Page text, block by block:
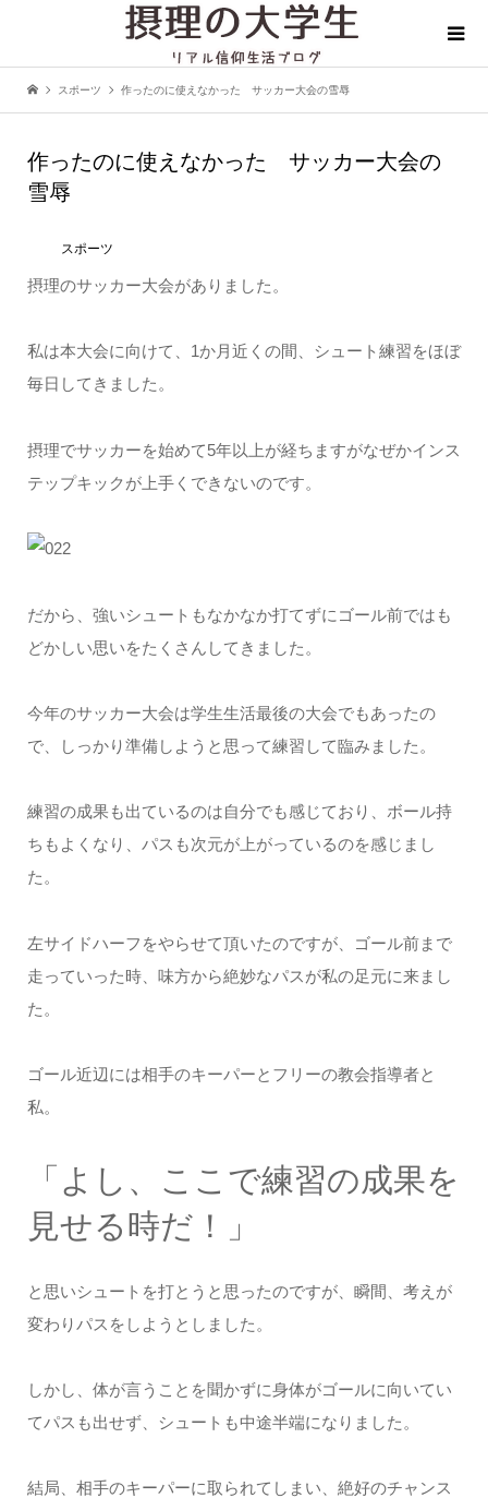
スポーツ 作ったのに使えなかった サッカー大会の雪辱
作ったのに使えなかった サッカー大会の
雪辱
スポーツ
摂理のサッカー大会がありました。
私は本大会に向けて、1か月近くの間、シュート練習をほぼ
毎日してきました。
摂理でサッカーを始めて5年以上が経ちますがなぜかインス
テップキックが上手くできないのです。
だから、強いシュートもなかなか打てずにゴール前ではも
どかしい思いをたくさんしてきました。
今年のサッカー大会は学生生活最後の大会でもあったの
で、しっかり準備しようと思って練習して臨みました。
練習の成果も出ているのは自分でも感じており、ボール持
ちもよくなり、パスも次元が上がっているのを感じまし
た。
左サイドハーフをやらせて頂いたのですが、ゴール前まで
走っていった時、味方から絶妙なパスが私の足元に来まし
た。
ゴール近辺には相手のキーパーとフリーの教会指導者と
私。
「よし、ここで練習の成果を
見せる時だ！」
と思いシュートを打とうと思ったのですが、瞬間、考えが
変わりパスをしようとしました。
しかし、体が言うことを聞かずに身体がゴールに向いてい
てパスも出せず、シュートも中途半端になりました。
結局、相手のキーパーに取られてしまい、絶好のチャンス